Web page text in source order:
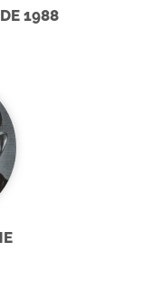
1988